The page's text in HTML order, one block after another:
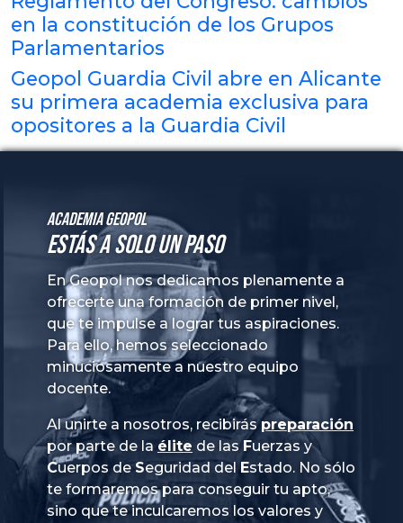
en la constitución de los Grupos
Parlamentarios
Geopol Guardia Civil abre en Alicante
su primera academia exclusiva para
opositores a la Guardia Civil
Academia GeoPol
Estás a solo un paso
En Geopol nos dedicamos plenamente a
ofrecerte una formación de primer nivel,
que te impulse a lograr tus aspiraciones.
Para ello, hemos seleccionado
minuciosamente a nuestro equipo
docente.
Al unirte a nosotros, recibiráspreparación
por parte de la élite de las Fuerzas y
Cuerpos de Seguridad del Estado. No sólo
te formaremos para conseguir tu apto,
sino que te inculcaremos los valores y